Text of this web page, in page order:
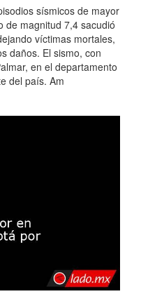
sísmicos de mayor
de magnitud 7,4 sacudió
víctimas mortales,
daños. El sismo, con
en el departamento
del país. Am